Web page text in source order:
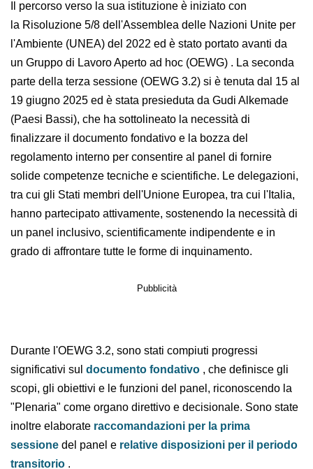
Il percorso verso la sua istituzione è iniziato con
laRisoluzione 5/8 dell'Assemblea delle Nazioni Unite
per l'Ambiente (UNEA)del 2022 ed è stato portato
avanti da unGruppo di Lavoro Aperto ad hoc
(OEWG).La seconda parte della terza sessione (OEWG
3.2)si è tenuta dal 15 al 19 giugno 2025 ed è stata
presieduta da Gudi Alkemade (Paesi Bassi), che ha
sottolineato la necessità di finalizzare il documento
fondativo e la bozza del regolamento interno per
consentire al panel di fornire solide competenze
tecniche e scientifiche. Le delegazioni, tra cui gli Stati
membri dell'Unione Europea, tra cui l'Italia, hanno
partecipato attivamente, sostenendo la necessità di un
grado di affrontare tutte le forme di inquinamento.
Durante l'OEWG 3.2, sono stati compiuti progressi
significativi suldocumento fondativo, che definisce gli
scopi, gli obiettivi e le funzioni del panel, riconoscendo
la "Plenaria" come organo direttivo e decisionale. Sono